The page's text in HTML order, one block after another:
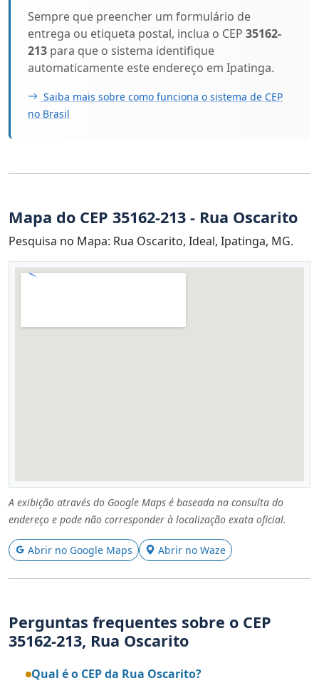
Sempre que preencher um formulário de
entrega ou etiqueta postal, inclua o CEP 35162-
213 para que o sistema identifique
automaticamente este endereço em Ipatinga.
Saiba mais sobre como funciona o sistema de CEP
no Brasil
Mapa do CEP 35162-213 - Rua Oscarito
Pesquisa no Mapa: Rua Oscarito, Ideal, Ipatinga, MG.
A exibição através do Google Maps é baseada na consulta do
endereço e pode não corresponder à localização exata oficial.
Abrir no Google Maps Abrir no Waze
Perguntas frequentes sobre o CEP
35162-213, Rua Oscarito
Qual é o CEP da Rua Oscarito?